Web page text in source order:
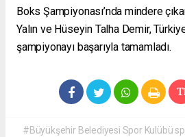
Boks Şampiyonası’nda mindere
Yalın ve Hüseyin Talha Demir,
şampiyonayı başarıyla tamamladı.
#Büyükşehir Belediyesi Spor Kulübü